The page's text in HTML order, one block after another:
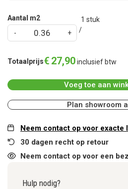
Aantal m2 1 stuk
Totaalprijs€ 27,90inclusief btw
Voeg toe aan
Plan showroom
Neem contact op voor exacte
30 dagen recht op retour
Neem contact op voor een
Hulp nodig?